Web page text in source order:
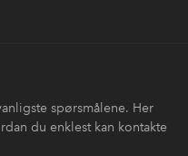
spørsmålene. Her
du enklest kan kontakte